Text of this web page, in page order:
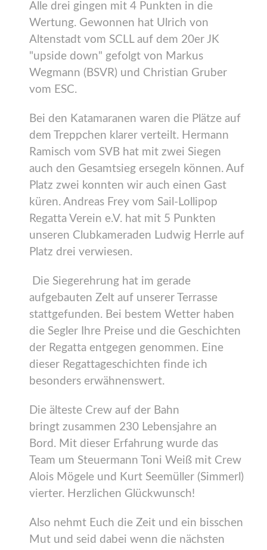
Alle drei gingen mit 4 Punkten in die
Wertung. Gewonnen hat Ulrich von
Altenstadt vom SCLL auf dem 20er JK
"upside down" gefolgt von Markus
Wegmann (BSVR) und Christian Gruber
vom ESC.
Bei den Katamaranen waren die Plätze auf
dem Treppchen klarer verteilt. Hermann
Ramisch vom SVB hat mit zwei Siegen
auch den Gesamtsieg ersegeln können. Auf
Platz zwei konnten wir auch einen Gast
küren. Andreas Frey vom Sail-Lollipop
Regatta Verein e.V. hat mit 5 Punkten
unseren Clubkameraden Ludwig Herrle auf
Platz drei verwiesen.
Die Siegerehrung hat im gerade
aufgebauten Zelt auf unserer Terrasse
stattgefunden. Bei bestem Wetter haben
die Segler Ihre Preise und die Geschichten
der Regatta entgegen genommen. Eine
dieser Regattageschichten finde ich
besonders erwähnenswert.
Die älteste Crew auf der Bahn
bringt zusammen 230 Lebensjahre an
Bord. Mit dieser Erfahrung wurde das
Team um Steuermann Toni Weiß mit Crew
Alois Mögele und Kurt Seemüller (Simmerl)
vierter. Herzlichen Glückwunsch!
Also nehmt Euch die Zeit und ein bisschen
Mut und seid dabei wenn die nächsten